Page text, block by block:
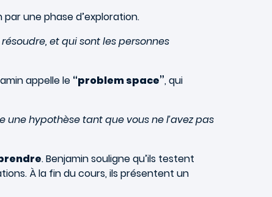
une phase d’exploration.
et qui sont les personnes
appelle le “problem space”, qui
une hypothèse tant que vous ne l’avez pas
. Benjamin souligne qu’ils testent
À la fin du cours, ils présentent un